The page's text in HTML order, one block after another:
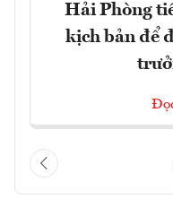
Hải Phòng
kịch bản để